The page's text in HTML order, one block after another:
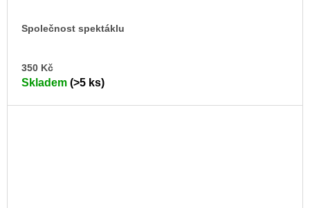
Společnost spektáklu
350 Kč
Skladem (>5 ks)